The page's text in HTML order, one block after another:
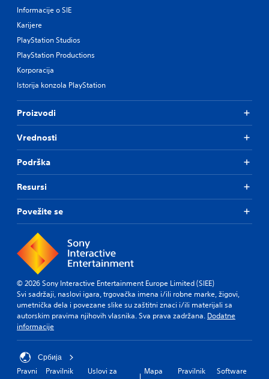
Informacije o SIE
Karijere
PlayStation Studios
PlayStation Productions
Korporacija
Istorija konzola PlayStation
Proizvodi
Vrednosti
Podrška
Resursi
Povežite se
© 2026 Sony Interactive Entertainment Europe Limited (SIEE)
Svi sadržaji, naslovi igara, trgovačka imena i/ili robne marke, žigovi,
umetnička dela i povezane slike su zaštitni znaci i/ili materijali sa
autorskim pravima njihovih vlasnika. Sva prava zadržana. Dodatne
informacije
Србија
Pravni
Pravilnik
Uslovi za
Mapa
Pravilnik
Software